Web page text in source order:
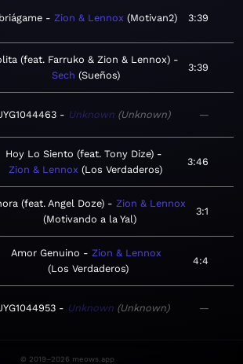
Zion & Lennox Motivan2 3:39
(feat. Farruko & Zion & Lennox)
Sech Sueños
3:39
Unknown Unknown —
Hoy Lo Siento (feat. Tony Dize)
Zion & Lennox Los Verdaderos
3:46
(feat. Angel Doze)
Zion & Lennox
Motivando a la Yal
3:1
Amor Genuino
Zion & Lennox
Los Verdaderos
4:4
Unknown Unknown —
© 2019–2026 meows.app